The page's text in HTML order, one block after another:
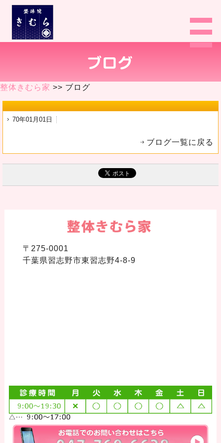
整体きむら家 >> ブログ
70年01月01日
ブログ一覧に戻る
〒275-0001
千葉県習志野市東習志野4-8-9